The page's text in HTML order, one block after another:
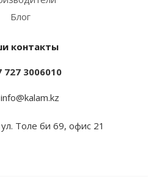
Блог
контакты
727 3006010
info@kalam.kz
Толе би 69, офис 21